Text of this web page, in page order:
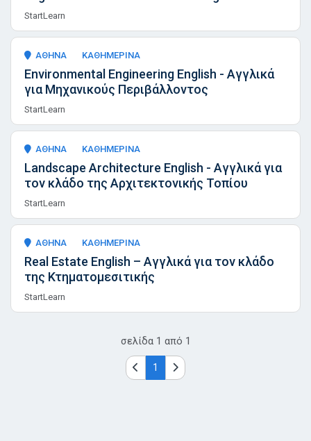
StartLearn
ΑΘΗΝΑ ΚΑΘΗΜΕΡΙΝΑ
Environmental Engineering English - Αγγλικά
για Μηχανικούς Περιβάλλοντος
StartLearn
ΑΘΗΝΑ ΚΑΘΗΜΕΡΙΝΑ
Landscape Architecture English - Αγγλικά για
τον κλάδο της Αρχιτεκτονικής Τοπίου
StartLearn
ΑΘΗΝΑ ΚΑΘΗΜΕΡΙΝΑ
Real Estate English – Αγγλικά για τον κλάδο
της Κτηματομεσιτικής
StartLearn
σελίδα 1 από 1
1